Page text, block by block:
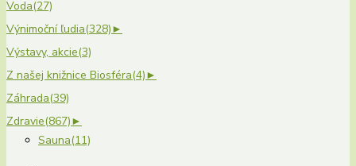
Voda(27)
Výnimoční ľudia(328)►
Výstavy, akcie(3)
Z našej knižnice Biosféra(4)►
Záhrada(39)
Zdravie(867)►
Sauna(11)